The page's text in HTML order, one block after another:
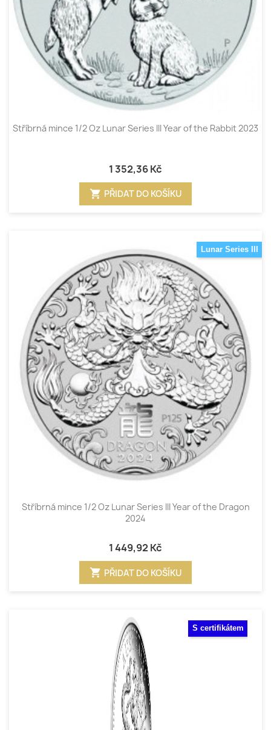
Stříbrná mince 1/2 Oz Lunar Series III Year of the Rabbit 2023
1 352,36 Kč
shopping_cart PŘIDAT DO KOŠÍKU
Lunar Series III
Stříbrná mince 1/2 Oz Lunar Series III Year of the Dragon
2024
1 449,92 Kč
shopping_cart PŘIDAT DO KOŠÍKU
S certifikátem